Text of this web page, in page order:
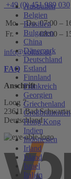
Australien
Belgien
Brasilien
Bulgarien
China
Dänemark
Deutschland
Estland
Finnland
Frankreich
Georgien
Griechenland
Großbritannien
Hong Kong
Indien
Indonesien
Irland
Island
Israel
Italien
+49 (0) 451 989 030
Mo. – Do. 07:00 –
Fr.
08:00 –
info@voltus.de
FAQ
Anschrift
Loog 7
23611 Bad
Deutschland